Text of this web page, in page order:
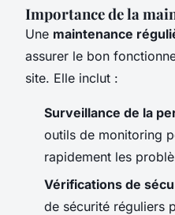
Importance de la
Une maintenance
assurer le bon
site. Elle inclut :
Surveillance de la
outils de monitoring
rapidement les
Vérifications de
de sécurité réguliers